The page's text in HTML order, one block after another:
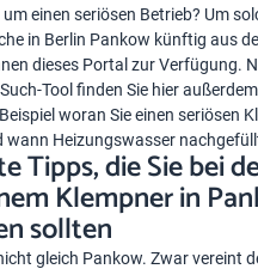
einen seriösen Betrieb? Um
in Berlin Pankow künftig aus
dieses Portal zur Verfügung.
Tool finden Sie hier
woran Sie einen seriösen
wann Heizungswasser
Tipps, die Sie bei
Klempner in
sollten
gleich Pankow. Zwar vereint